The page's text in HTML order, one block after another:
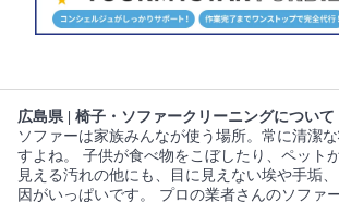
広島県 | 椅子・ソファークリーニングについて
ソファーは家族みんなが使う場所。常に清潔
すよね。 子供が食べ物をこぼしたり、ペット
見える汚れの他にも、目に見えない埃や手垢
因がいっぱいです。 プロの業者さんのソファ